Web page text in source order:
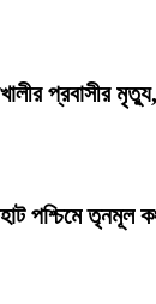
প্রবাসীর
পশ্চিমে তৃনমূল